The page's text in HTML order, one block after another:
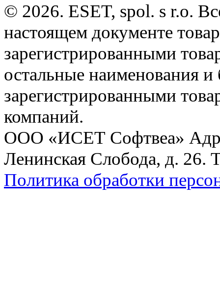
© 2026. ESET, spol. s r.o.
настоящем документе
зарегистрированными
остальные наименования
зарегистрированными
компаний.
ООО «ИСЕТ Софтвеа»
Ленинская Слобода, д. 26.
Политика обработки